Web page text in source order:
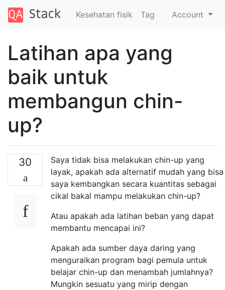
Kesehatan fisik Tag Account
Latihan apa yang
baik untuk
membangun chin-
up?
30
Saya tidak bisa melakukan chin-up yang
layak, apakah ada alternatif mudah yang bisa
saya kembangkan secara kuantitas sebagai
cikal bakal mampu melakukan chin-up?
Atau apakah ada latihan beban yang dapat
membantu mencapai ini?
Apakah ada sumber daya daring yang
menguraikan program bagi pemula untuk
belajar chin-up dan menambah jumlahnya?
Mungkin sesuatu yang mirip dengan